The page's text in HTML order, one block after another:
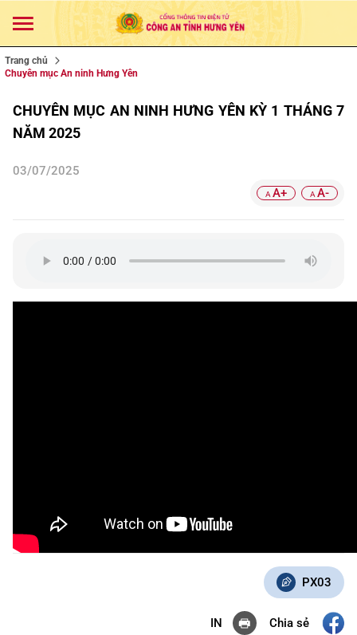
Trang chủ
Chuyên mục An ninh Hưng Yên
CHUYÊN MỤC AN NINH HƯNG YÊN KỲ 1 THÁNG 7
NĂM 2025
03/07/2025
A A+ A A-
PX03
IN Chia sẻ